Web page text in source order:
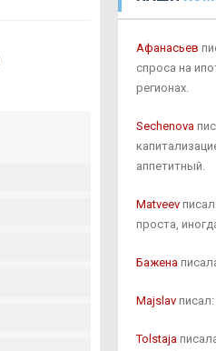
Афанасьев
спроса на
регионах.
Sechenova
аппетитный.
Matveev
проста,
Бажена
Majslav
Tolstaja